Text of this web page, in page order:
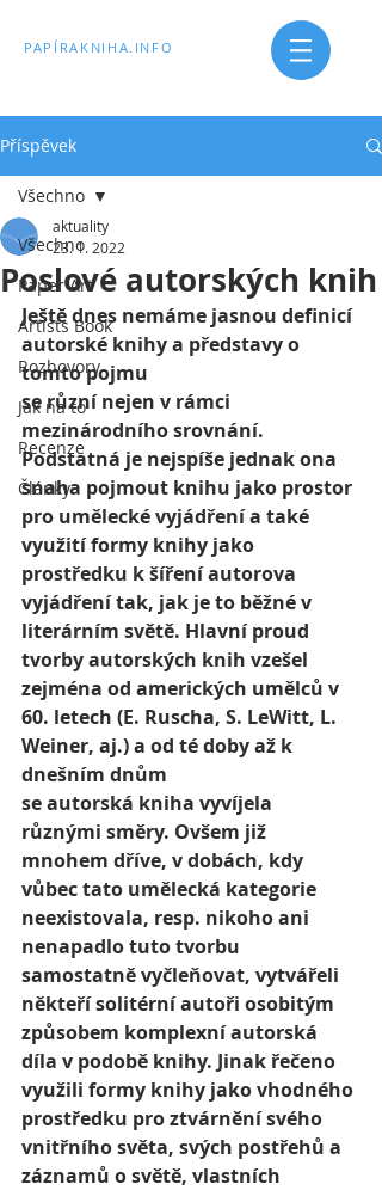
PAPÍRAKNIHA.INFO
Příspěvek
Všechno
Paper Art
Artists Book
Rozhovory
Jak na to
Recenze
Články
Všechno
Poslové autorských knih
aktuality
23. 1. 2022
Ještě dnes nemáme jasnou definicí
autorské knihy a představy o
tomto pojmu
se různí nejen v rámci
mezinárodního srovnání.
Podstatná je nejspíše jednak ona
snaha pojmout knihu jako prostor
pro umělecké vyjádření a také
využití formy knihy jako
prostředku k šíření autorova
vyjádření tak, jak je to běžné v
literárním světě. Hlavní proud
tvorby autorských knih vzešel
zejména od amerických umělců v
60. letech (E. Ruscha, S. LeWitt, L.
Weiner, aj.) a od té doby až k
dnešním dnům
se autorská kniha vyvíjela
různými směry. Ovšem již
mnohem dříve, v dobách, kdy
vůbec tato umělecká kategorie
neexistovala, resp. nikoho ani
nenapadlo tuto tvorbu
samostatně vyčleňovat, vytvářeli
někteří solitérní autoři osobitým
způsobem komplexní autorská
díla v podobě knihy. Jinak řečeno
využili formy knihy jako vhodného
prostředku pro ztvárnění svého
vnitřního světa, svých postřehů a
záznamů o světě, vlastních